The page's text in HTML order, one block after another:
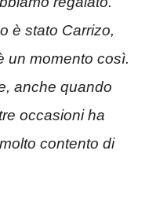
è stato Carrizo,
un momento così.
anche quando
occasioni ha
contento di